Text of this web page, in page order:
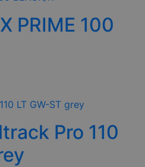
PRIME 100
Pro 110